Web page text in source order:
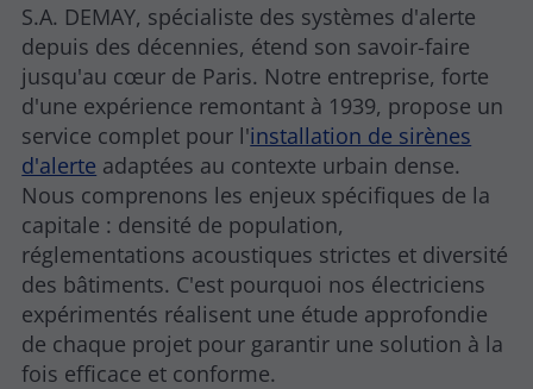
S.A. DEMAY, spécialiste des systèmes d'alerte
depuis des décennies, étend son savoir-faire
jusqu'au cœur de Paris. Notre entreprise, forte
d'une expérience remontant à 1939, propose un
service complet pour l'installation de sirènes
d'alerte adaptées au contexte urbain dense.
Nous comprenons les enjeux spécifiques de la
capitale : densité de population,
réglementations acoustiques strictes et diversité
des bâtiments. C'est pourquoi nos électriciens
expérimentés réalisent une étude approfondie
de chaque projet pour garantir une solution à la
fois efficace et conforme.